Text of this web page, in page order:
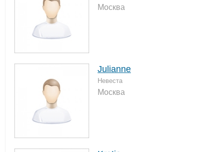
Москва
Julianne
Невеста
Москва